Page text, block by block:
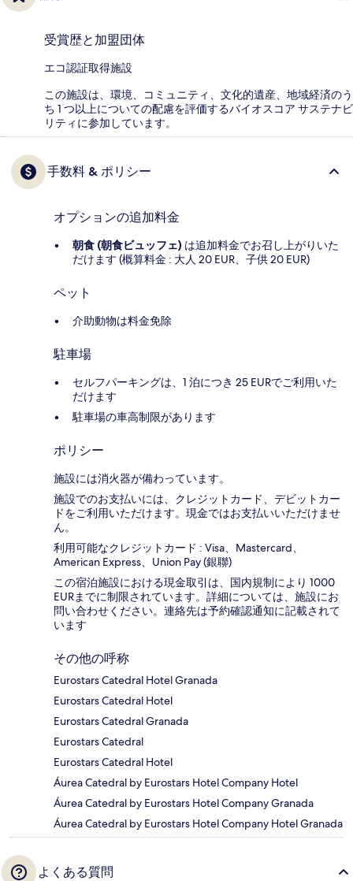
受賞歴と加盟団体
エコ認証取得施設
この施設は、環境、コミュニティ、文化的遺産、地域経済のう
ち 1 つ以上についての配慮を評価するバイオスコア サステナビ
リティに参加しています。
手数料 & ポリシー
オプションの追加料金
朝食 (朝食ビュッフェ) は追加料金でお召し上がりいた
だけます (概算料金 : 大人 20 EUR、子供 20 EUR)
ペット
介助動物は料金免除
駐車場
セルフパーキングは、1 泊につき 25 EURでご利用いた
だけます
駐車場の車高制限があります
ポリシー
施設には消火器が備わっています。
施設でのお支払いには、クレジットカード、デビットカー
ドをご利用いただけます。現金ではお支払いいただけませ
ん。
利用可能なクレジットカード : Visa、Mastercard、
American Express、Union Pay (銀聯)
この宿泊施設における現金取引は、国内規制により 1000
EURまでに制限されています。詳細については、施設にお
問い合わせください。連絡先は予約確認通知に記載されて
います
その他の呼称
Eurostars Catedral Hotel Granada
Eurostars Catedral Hotel
Eurostars Catedral Granada
Eurostars Catedral
Eurostars Catedral Hotel
Áurea Catedral by Eurostars Hotel Company Hotel
Áurea Catedral by Eurostars Hotel Company Granada
Áurea Catedral by Eurostars Hotel Company Hotel Granada
よくある質問